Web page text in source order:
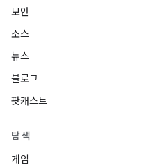
보안
소스
뉴스
블로그
팟캐스트
탐색
게임